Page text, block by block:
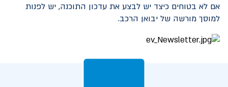
אם לא בטוחים כיצד יש לבצע את עדכון התוכנה, יש לפנות
למוסך מורשה של יבואן הרכב.